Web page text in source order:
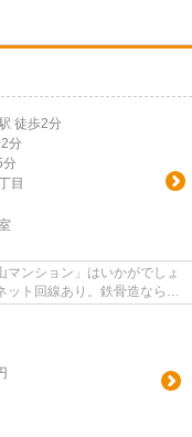
徒歩2分
2分
分
目
ンション」はいかがでしょ
ット回線あり。鉄骨造なら、